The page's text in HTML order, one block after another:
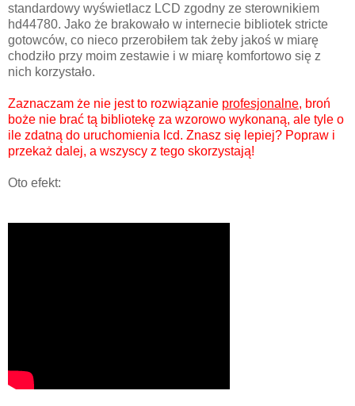
standardowy wyświetlacz LCD zgodny ze sterownikiem
hd44780. Jako że brakowało w internecie bibliotek stricte
gotowców, co nieco przerobiłem tak żeby jakoś w miarę
chodziło przy moim zestawie i w miarę komfortowo się z
nich korzystało.
Zaznaczam że nie jest to rozwiązanie profesjonalne, broń
boże nie brać tą bibliotekę za wzorowo wykonaną, ale tyle o
ile zdatną do uruchomienia lcd. Znasz się lepiej? Popraw i
przekaż dalej, a wszyscy z tego skorzystają!
Oto efekt: